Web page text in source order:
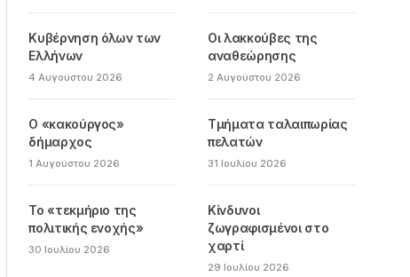
Κυβέρνηση όλων των
Ελλήνων
4 Αυγούστου 2026
Οι λακκούβες της
αναθεώρησης
2 Αυγούστου 2026
Ο «κακούργος»
δήμαρχος
1 Αυγούστου 2026
Τμήματα ταλαιπωρίας
πελατών
31 Ιουλίου 2026
Το «τεκμήριο της
πολιτικής ενοχής»
30 Ιουλίου 2026
Κίνδυνοι
ζωγραφισμένοι στο
χαρτί
29 Ιουλίου 2026